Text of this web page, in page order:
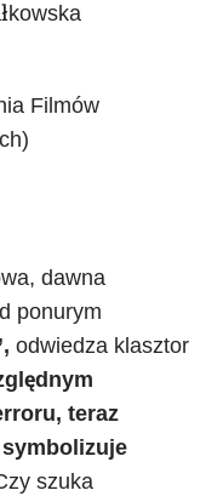
Filmów
dawna
ponurym
odwiedza klasztor
teraz
szuka